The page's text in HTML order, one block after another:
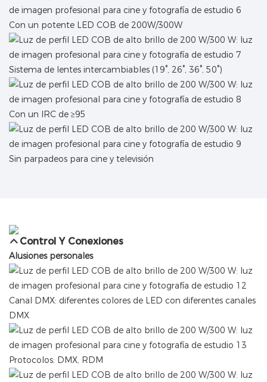
Con un potente LED COB de 200W/300W
Sistema de lentes intercambiables (19°, 26°, 36°, 50°)
Con un IRC de ≥95
Sin parpadeos para cine y televisión
Control Y Conexiones
Alusiones personales
Canal DMX: diferentes colores de LED con diferentes canales
DMX
Protocolos: DMX, RDM